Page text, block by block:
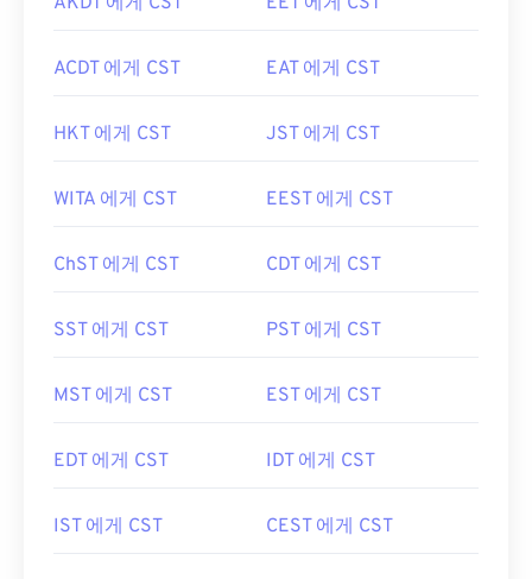
ACDT 에게 CST EAT 에게 CST
HKT 에게 CST JST 에게 CST
WITA 에게 CST EEST 에게 CST
ChST 에게 CST CDT 에게 CST
SST 에게 CST PST 에게 CST
MST 에게 CST EST 에게 CST
EDT 에게 CST IDT 에게 CST
IST 에게 CST CEST 에게 CST